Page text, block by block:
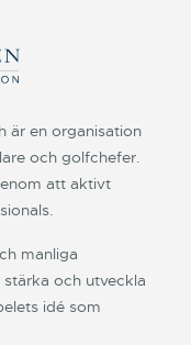
är en organisation
och golfchefer.
att aktivt
manliga
och utveckla
idé som